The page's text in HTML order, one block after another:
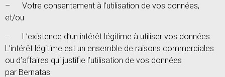
– Votre consentement à l’utilisation de vos données,
et/ou
– L’existence d’un intérêt légitime à utiliser vos données.
L’intérêt légitime est un ensemble de raisons commerciales
ou d’affaires qui justifie l’utilisation de vos données
par Bernatas